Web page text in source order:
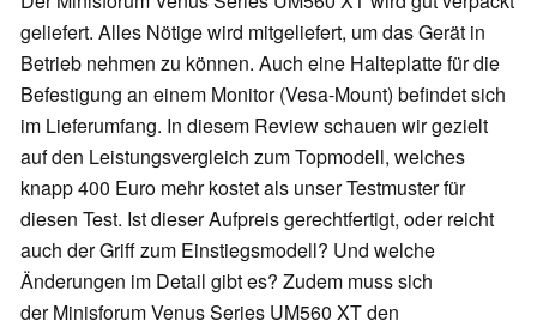
geliefert. Alles Nötige wird mitgeliefert, um das Gerät in
Betrieb nehmen zu können. Auch eine Halteplatte für die
Befestigung an einem Monitor (Vesa-Mount) befindet sich
im Lieferumfang. In diesem Review schauen wir gezielt
auf den Leistungsvergleich zum Topmodell, welches
knapp 400 Euro mehr kostet als unser Testmuster für
diesen Test. Ist dieser Aufpreis gerechtfertigt, oder reicht
auch der Griff zum Einstiegsmodell? Und welche
Änderungen im Detail gibt es? Zudem muss sich
der Minisforum Venus Series UM560 XT den